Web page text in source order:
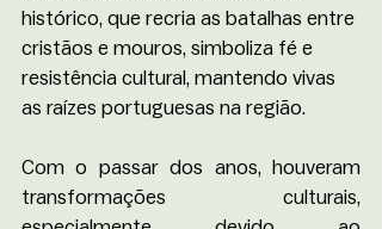
histórico, que recria as batalhas entre
cristãos e mouros, simboliza fé e
resistência cultural, mantendo vivas
as raízes portuguesas na região.
Com o passar dos anos, houveram
transformações culturais,